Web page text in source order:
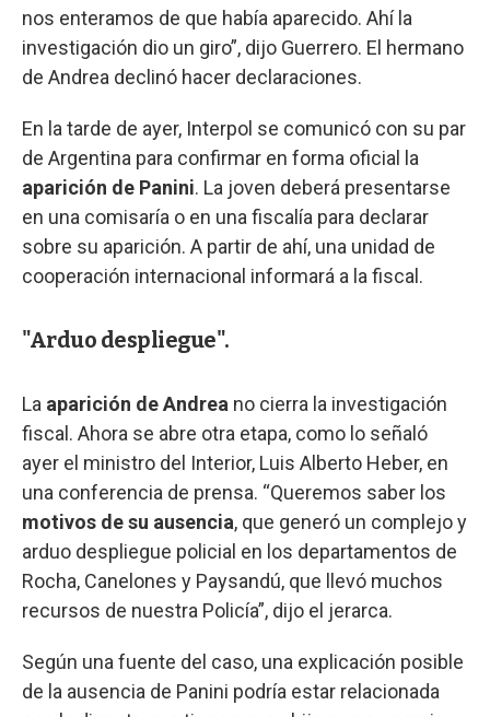
nos enteramos de que había aparecido. Ahí la
investigación dio un giro”, dijo Guerrero. El hermano
de Andrea declinó hacer declaraciones.
En la tarde de ayer, Interpol se comunicó con su par
de Argentina para confirmar en forma oficial la
aparición de Panini. La joven deberá presentarse
en una comisaría o en una fiscalía para declarar
sobre su aparición. A partir de ahí, una unidad de
cooperación internacional informará a la fiscal.
"Arduo despliegue".
La aparición de Andrea no cierra la investigación
fiscal. Ahora se abre otra etapa, como lo señaló
ayer el ministro del Interior, Luis Alberto Heber, en
una conferencia de prensa. “Queremos saber los
motivos de su ausencia, que generó un complejo y
arduo despliegue policial en los departamentos de
Rocha, Canelones y Paysandú, que llevó muchos
recursos de nuestra Policía”, dijo el jerarca.
Según una fuente del caso, una explicación posible
de la ausencia de Panini podría estar relacionada